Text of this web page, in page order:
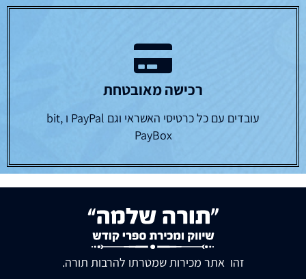
רכישה מאובטחת
עובדים עם כל כרטיסי האשראי וגם PayPal ו bit,
PayBox
זהו אתר מכירות שמטרתו להרבות תורה.